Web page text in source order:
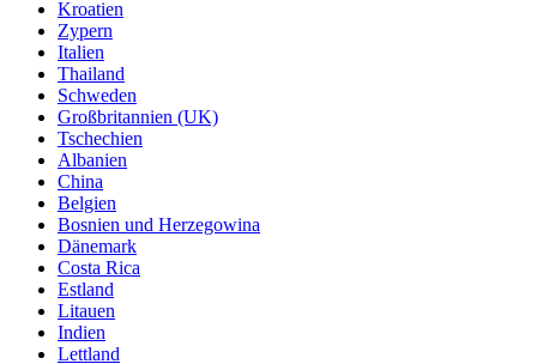
Kroatien
Zypern
Italien
Thailand
Schweden
Großbritannien (UK)
Tschechien
Albanien
China
Belgien
Bosnien und Herzegowina
Dänemark
Costa Rica
Estland
Litauen
Indien
Lettland